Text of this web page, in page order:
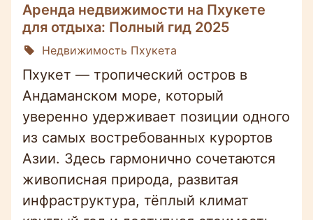
Аренда недвижимости на Пхукете
для отдыха: Полный гид 2025
Недвижимость Пхукета
Пхукет — тропический остров в
Андаманском море, который
уверенно удерживает позиции одного
из самых востребованных курортов
Азии. Здесь гармонично сочетаются
живописная природа, развитая
инфраструктура, тёплый климат